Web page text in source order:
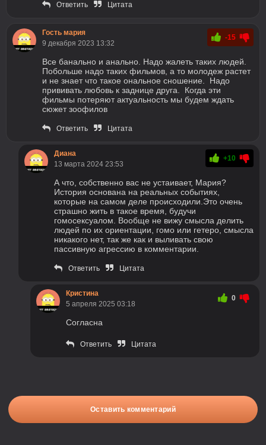
Ответить Цитата
Гость мария
9 декабря 2023 13:32
-15
Все банально и анально. Надо жалеть таких людей.
Побольше надо таких фильмов, а то молодеж растет
и не знает что такое ональное сношение. Надо
прививать любовь к заднице друга. Когда эти
фильмы потеряют актуальность мы будем ждать
сюжет зоофилов
Ответить Цитата
Диана
13 марта 2024 23:53
+10
А что, собственно вас не устаивает, Мария?
История основана на реальных событиях,
которые на самом деле происходили.Это очень
страшно жить в такое время, будучи
гомосексуалом. Вообще не вижу смысла делить
людей по их ориентации, гомо или гетеро, смысла
никакого нет, так же как и выливать свою
пассивную агрессию в комментарии.
Ответить Цитата
Кристина
5 апреля 2025 03:18
0
Согласна
Ответить Цитата
Оставить комментарий